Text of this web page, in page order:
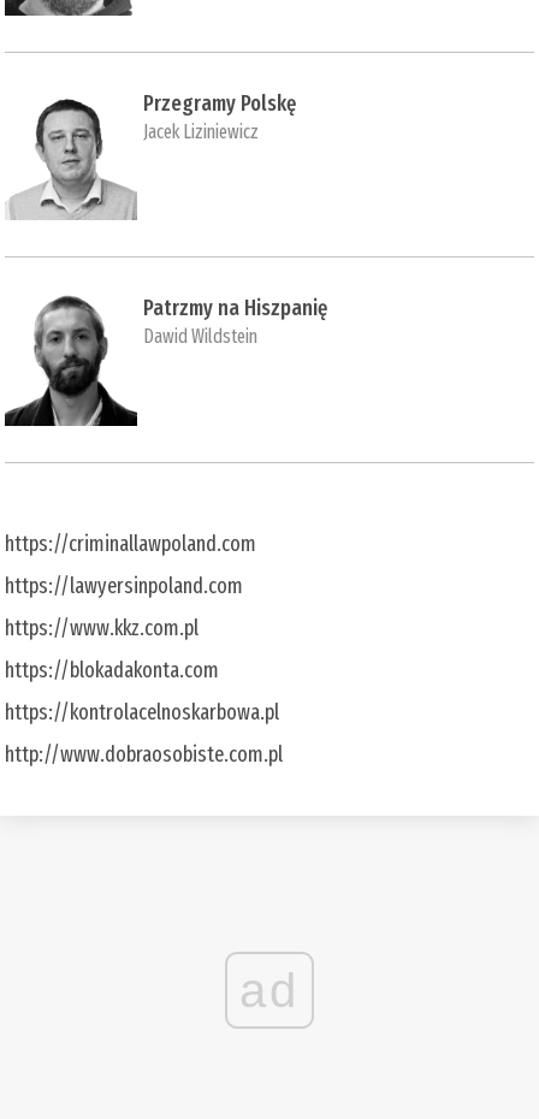
Przegramy Polskę
Jacek Liziniewicz
Patrzmy na Hiszpanię
Dawid Wildstein
https://criminallawpoland.com
https://lawyersinpoland.com
https://www.kkz.com.pl
https://blokadakonta.com
https://kontrolacelnoskarbowa.pl
http://www.dobraosobiste.com.pl
ad